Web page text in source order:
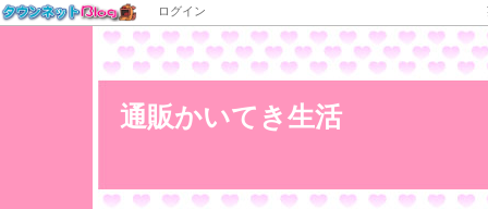
ログイン
通販かいてき生活